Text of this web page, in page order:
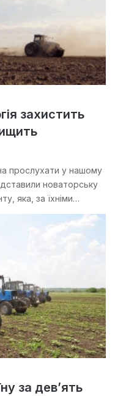
захистить
прослухати у нашому
новаторську
яка, за їхніми…
за дев’ять